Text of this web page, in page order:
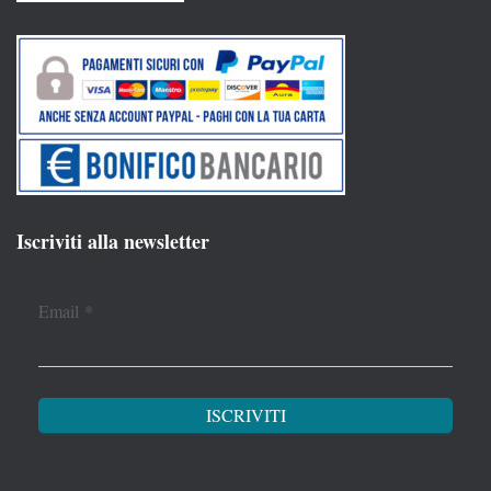
Iscriviti alla newsletter
Email *